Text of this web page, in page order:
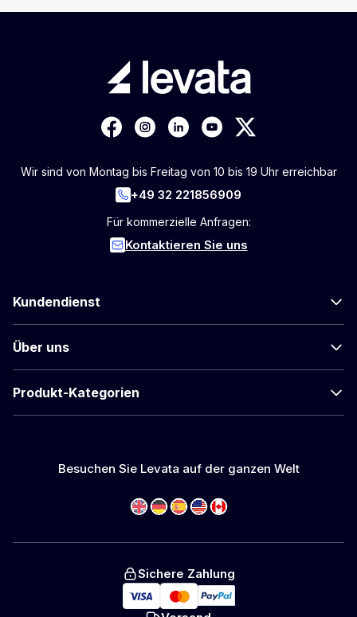
Wir sind von Montag bis Freitag von 10 bis 19 Uhr erreichbar
+49 32 221856909
Für kommerzielle Anfragen:
Kontaktieren Sie uns
Kundendienst
Über uns
Produkt-Kategorien
Besuchen Sie Levata auf der ganzen Welt
Sichere Zahlung